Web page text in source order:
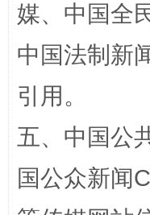
扯下公款旅游
媒、中国全
中国法制新
引用。
五、中国公
国公众新闻